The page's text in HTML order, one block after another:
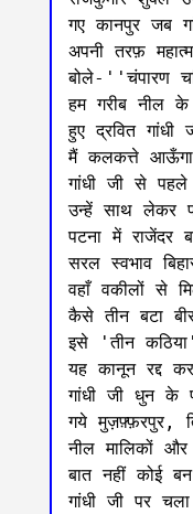
गए कानपुर जब
अपनी तरफ़
बोले-''चंपारण
हम गरीब नील के
हुए द्रवित
मैं कलकत्ते
गांधी जी से पहले
उन्हें साथ लेकर
पटना में राजेंदर
सरल स्वभाव
वहाँ वकीलों से
कैसे तीन बटा
इसे 'तीन
यह कानून रद्द
गांधी जी धुन के
गये मुज़फ़्फ़रपुर,
नील मालिकों
बात नहीं कोई
गांधी जी पर